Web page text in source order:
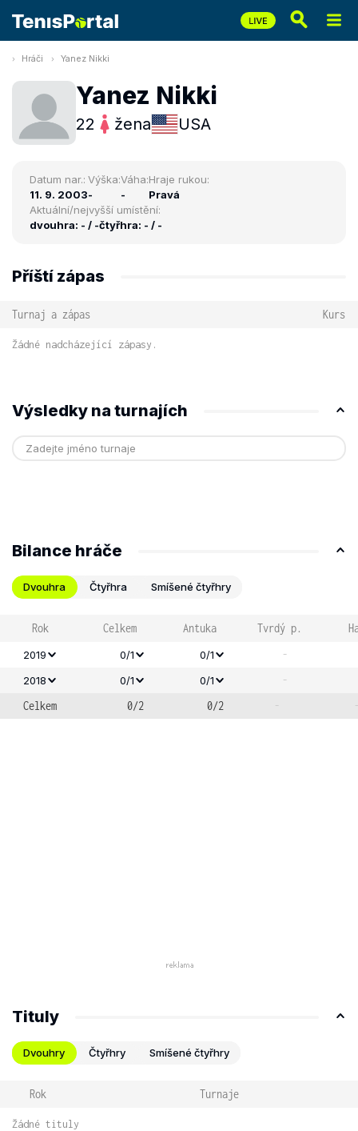
Hráči Yanez Nikki
Yanez Nikki
22 žena USA
Datum nar.:
11. 9. 2003
Výška:
-
Váha:
-
Hraje rukou:
Pravá
Aktuální/nejvyšší umístění:
dvouhra: - / -čtyřhra: - / -
Příští zápas
Turnaj a zápas Kurs
Žádné nadcházející zápasy.
Výsledky na turnajích
Bilance hráče
Dvouhra Čtyřhra Smíšené čtyřhry
Rok Celkem Antuka Tvrdý p.
2019 0/1 0/1 -
2018 0/1 0/1
-
Celkem
0/2 0/2 -
Tituly
Dvouhry Čtyřhry Smíšené čtyřhry
Rok Turnaje
Žádné tituly